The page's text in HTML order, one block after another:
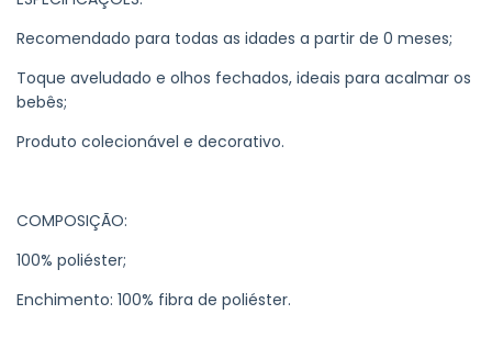
Recomendado para todas as idades a partir de 0 meses;
Toque aveludado e olhos fechados, ideais para acalmar os
bebês;
Produto colecionável e decorativo.
COMPOSIÇÃO:
100% poliéster;
Enchimento: 100% fibra de poliéster.